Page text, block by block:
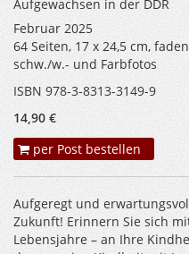
Aufgewachsen in der DDR
Februar 2025
64 Seiten, 17 x 24,5 cm,
schw./w.- und Farbfotos
ISBN 978-3-8313-3149-9
14,90 €
per Post bestellen
Aufgeregt und
Zukunft! Erinnern Sie sich
Lebensjahre – an Ihre